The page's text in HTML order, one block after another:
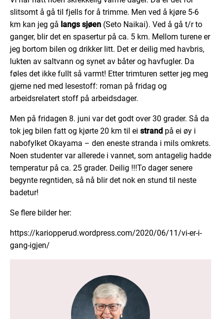
slitsomt å gå til fjells for å trimme. Men ved å kjøre 5-6
km kan jeg gå langs sjøen (Seto Naikai). Ved å gå t/r to
ganger, blir det en spasertur på ca. 5 km. Mellom turene er
jeg bortom bilen og drikker litt. Det er deilig med havbris,
lukten av saltvann og synet av båter og havfugler. Da
føles det ikke fullt så varmt! Etter trimturen setter jeg meg
gjerne ned med lesestoff: roman på fridag og
arbeidsrelatert stoff på arbeidsdager.
Men på fridagen 8. juni var det godt over 30 grader. Så da
tok jeg bilen fatt og kjørte 20 km til ei strand på ei øy i
nabofylket Okayama – den eneste stranda i mils omkrets.
Noen studenter var allerede i vannet, som antagelig hadde
temperatur på ca. 25 grader. Deilig !!!To dager senere
begynte regntiden, så nå blir det nok en stund til neste
badetur!
Se flere bilder her:
https://kariopperud.wordpress.com/2020/06/11/vi-er-i-
gang-igjen/